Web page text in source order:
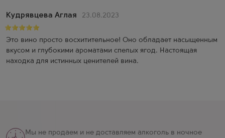
Кудрявцева Аглая 23.08.2023
Это вино просто восхитительное! Оно обладает насыщенным
вкусом и глубокими ароматами спелых ягод. Настоящая
находка для истинных ценителей вина.
Мы не продаем и не доставляем алкоголь в ночное